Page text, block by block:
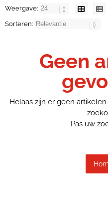
Weergave:
Sorteren:
Geen
Helaas zijn er geen
Pas uw